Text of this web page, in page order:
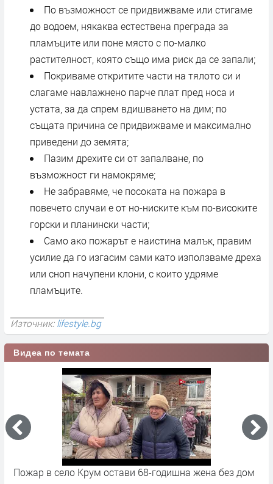
По възможност се придвижваме или стигаме
до водоем, някаква естествена преграда за
пламъците или поне място с по-малко
растителност, която също има риск да се запали;
Покриваме откритите части на тялото си и
слагаме навлажнено парче плат пред носа и
устата, за да спрем вдишването на дим; по
същата причина се придвижваме и максимално
приведени до земята;
Пазим дрехите си от запалване, по
възможност ги намокряме;
Не забравяме, че посоката на пожара в
повечето случаи е от но-ниските към по-високите
горски и планински части;
Само ако пожарът е наистина малък, правим
усилие да го изгасим сами като използваме дреха
или сноп начупени клони, с които удряме
пламъците.
Източник:lifestyle.bg
Видеа по темата
Бойлер подпали апартамент в Димитровград, мъж е